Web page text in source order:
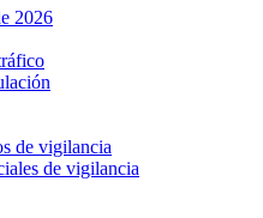
2026
de vigilancia
de vigilancia